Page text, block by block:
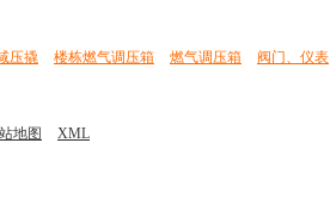
压撬 楼栋燃气调压箱 燃气调压箱 阀门、仪表
地图 XML